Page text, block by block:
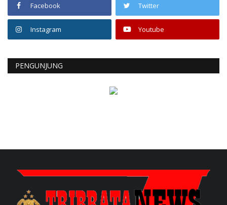
Facebook Twitter
Instagram Youtube
PENGUNJUNG